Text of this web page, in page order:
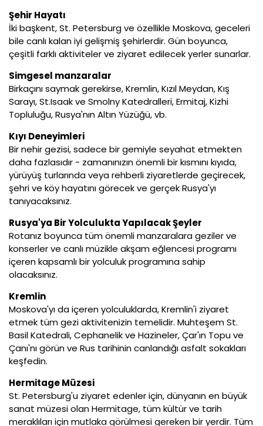
Şehir Hayatı
İki başkent, St. Petersburg ve özellikle Moskova, geceleri
bile canlı kalan iyi gelişmiş şehirlerdir. Gün boyunca,
çeşitli farklı aktiviteler ve ziyaret edilecek yerler sunarlar.
Simgesel manzaralar
Birkaçını saymak gerekirse, Kremlin, Kızıl Meydan, Kış
Sarayı, St.Isaak ve Smolny Katedralleri, Ermitaj, Kizhi
Topluluğu, Rusya'nın Altın Yüzüğü, vb.
Kıyı Deneyimleri
Bir nehir gezisi, sadece bir gemiyle seyahat etmekten
daha fazlasıdır - zamanınızın önemli bir kısmını kıyıda,
yürüyüş turlarında veya rehberli ziyaretlerde geçirecek,
şehri ve köy hayatını görecek ve gerçek Rusya'yı
tanıyacaksınız.
Rusya'ya Bir Yolculukta Yapılacak Şeyler
Rotanız boyunca tüm önemli manzaralara geziler ve
konserler ve canlı müzikle akşam eğlencesi programı
içeren kapsamlı bir yolculuk programına sahip
olacaksınız.
Kremlin
Moskova'yı da içeren yolculuklarda, Kremlin'i ziyaret
etmek tüm gezi aktivitenizin temelidir. Muhteşem St.
Basil Katedrali, Cephanelik ve Hazineler, Çar'ın Topu ve
Çanı'nı görün ve Rus tarihinin canlandığı asfalt sokakları
keşfedin.
Hermitage Müzesi
St. Petersburg'u ziyaret edenler için, dünyanın en büyük
sanat müzesi olan Hermitage, tüm kültür ve tarih
meraklıları için mutlaka görülmesi gereken bir yerdir. Tüm